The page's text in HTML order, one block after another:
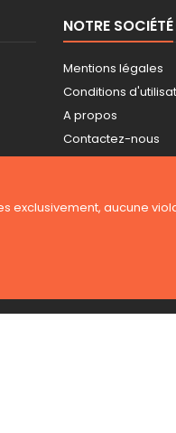
NOTRE SOCIÉTÉ
Mentions légales
Conditions
A propos
Contactez-nous
Plan du site
exclusivement, aucune